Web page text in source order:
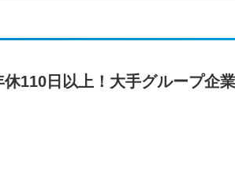
休110日以上！大手グループ企